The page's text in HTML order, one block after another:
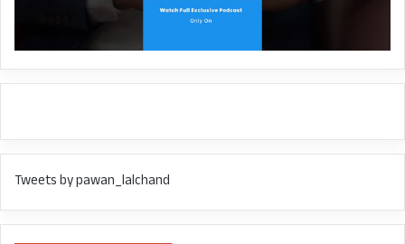
जाहिर है मोदी-शाह का मैसेज साफ है कि पार्टी अब नए दौर
में हैं और कई चुनावी राज्यों से लेकर दक्षिण में कर्नाटक के
आगे भी दस्तक देने तो आतुर भाजपा नेतृत्व बड़े -बड़ों को
तेलंगाना में धमक तो आतुर मोदी-शाह ने के० लक्ष्मण को
लालपुरा को भी संसदीय बोर्ड में जगह दी गई है।
Tweets by pawan_lalchand